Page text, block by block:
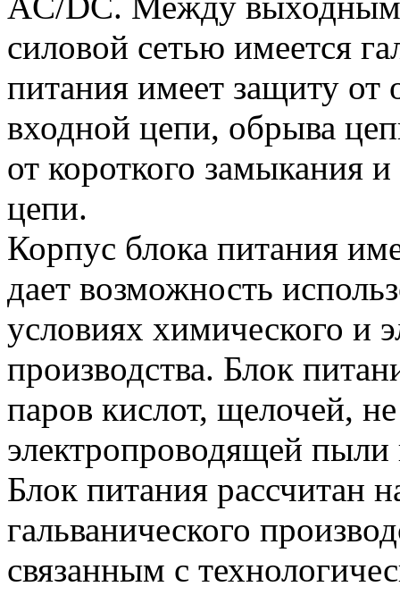
силовой сетью имеется
питания имеет защиту от
входной цепи, обрыва
от короткого замыкания
цепи.
Корпус блока питания
дает возможность
условиях химического и
производства. Блок
паров кислот, щелочей,
электропроводящей пыли
Блок питания рассчитан
гальванического
связанным с